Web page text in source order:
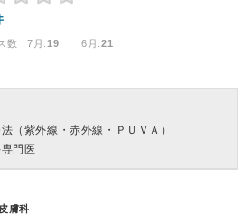
数 7月:19 | 6月:21
（紫外線・赤外線・ＰＵＶＡ）
門医
膚科